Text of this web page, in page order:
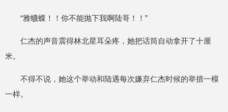
“雅蠛蝶！！你不能抛下我啊陆哥！！”
仁杰的声音震得林北星耳朵疼，她把话筒自动拿开了十厘
米。
不得不说，她这个举动和陆遇每次嫌弃仁杰时候的举措一模
一样。